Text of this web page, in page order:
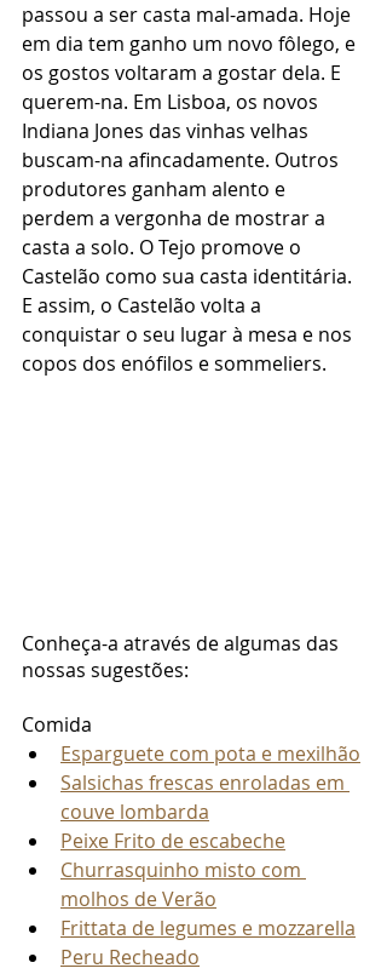
passou a ser casta mal-amada. Hoje
em dia tem ganho um novo fôlego, e
os gostos voltaram a gostar dela. E
querem-na. Em Lisboa, os novos
Indiana Jones das vinhas velhas
buscam-na afincadamente. Outros
produtores ganham alento e
perdem a vergonha de mostrar a
casta a solo. O Tejo promove o
Castelão como sua casta identitária.
E assim, o Castelão volta a
conquistar o seu lugar à mesa e nos
copos dos enófilos e sommeliers.
Conheça-a através de algumas das
nossas sugestões:
Comida
Esparguete com pota e mexilhão
Salsichas frescas enroladas em
couve lombarda
Peixe Frito de escabeche
Churrasquinho misto com
molhos de Verão
Frittata de legumes e mozzarella
Peru Recheado